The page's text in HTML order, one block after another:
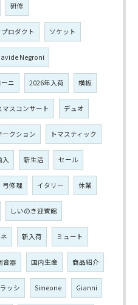
研修
ロダクト ソケット
Negroni
ニ 2026年入荷 横板
マスコンサート デュオ
ークション トマスティック
入 新生活 セール
弓修理 イタリー 休業
しいのき迎賓館
新入荷 ミュート
音器 国内生産 商品紹介
ッシ Simeone Gianni